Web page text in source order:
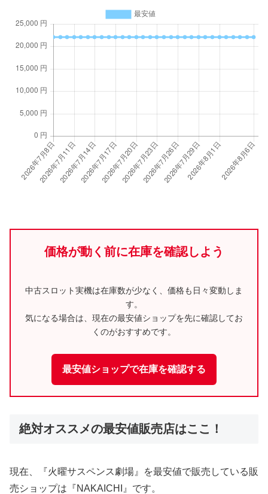
価格が動く前に在庫を確認しよう
中古スロット実機は在庫数が少なく、価格も日々変動しま
す。
気になる場合は、現在の最安値ショップを先に確認してお
くのがおすすめです。
最安値ショップで在庫を確認する
絶対オススメの最安値販売店はここ！
現在、『火曜サスペンス劇場』を最安値で販売している販
売ショップは『NAKAICHI』です。